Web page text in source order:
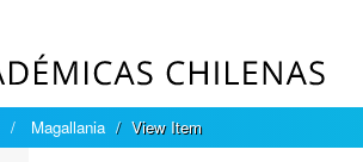
Magallania View Item